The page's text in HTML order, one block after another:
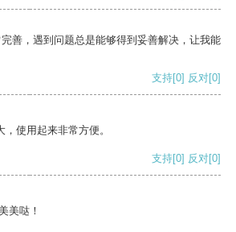
善，遇到问题总是能够得到妥善解决，让我能
支持[0] 反对[0]
使用起来非常方便。
支持[0] 反对[0]
美哒！